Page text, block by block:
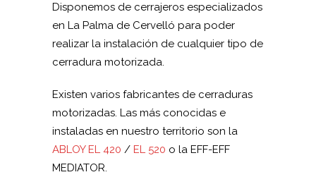
Disponemos de cerrajeros especializados
en La Palma de Cervelló para poder
realizar la instalación de cualquier tipo de
cerradura motorizada.
Existen varios fabricantes de cerraduras
motorizadas. Las más conocidas e
instaladas en nuestro territorio son la
ABLOY EL 420 / EL 520 o la EFF-EFF
MEDIATOR.